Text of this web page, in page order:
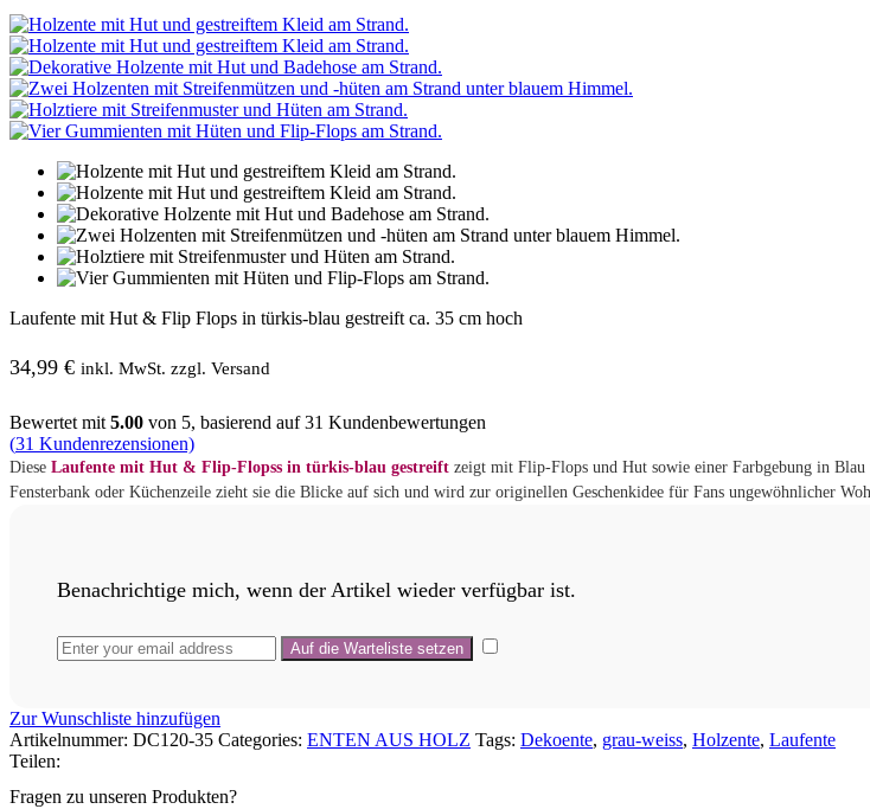
Laufente mit Hut & Flip Flops in türkis-blau gestreift ca. 35 cm hoch
34,99 € inkl. MwSt. zzgl. Versand
Bewertet mit 5.00 von 5, basierend auf31 Kundenbewertungen
(31 Kundenrezensionen)
Diese Laufente mit Hut & Flip-Flopss in türkis-blau gestreift zeigt mit Flip-Flops und Hut sowie einer Farbgebung in
Fensterbank oder Küchenzeile zieht sie die Blicke auf sich und wird zur originellen Geschenkidee für Fans ungewöhnlicher
Benachrichtige mich, wenn der Artikel wieder verfügbar ist.
Zur Wunschliste hinzufügen
Artikelnummer: DC120-35 Categories: ENTEN AUS HOLZ Tags: Dekoente, grau-weiss, Holzente, Laufente
Teilen:
Fragen zu unseren Produkten?